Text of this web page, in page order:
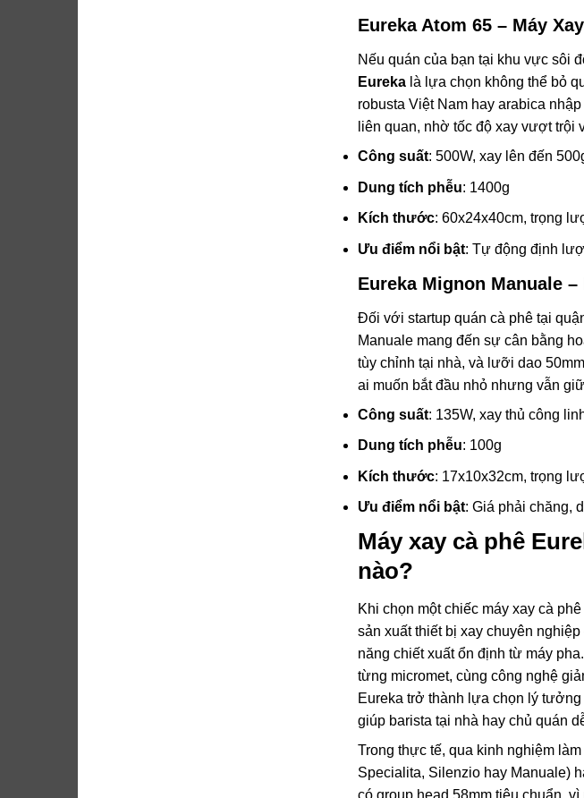
Eureka Atom 65 – Máy
Nếu quán của bạn tại khu vực sôi
Eurekalà lựa chọn không thể bỏ
robusta Việt Nam hay arabica
liên quan, nhờ tốc độ xay vượt trội
Công suất: 500W, xay lên đến
Dung tích phễu: 1400g
Kích thước: 60x24x40cm, trọng
Ưu điểm nổi bật: Tự động định
Eureka Mignon Manuale
Đối với startup quán cà phê tại
Manuale mang đến sự cân bằng
tùy chỉnh tại nhà, và lưỡi dao
ai muốn bắt đầu nhỏ nhưng vẫn
Công suất: 135W, xay thủ công
Dung tích phễu: 100g
Kích thước: 17x10x32cm, trọng
Ưu điểm nổi bật: Giá phải chăng,
Máy xay cà phê
nào?
Khi chọn một chiếc máy xay cà
sản xuất thiết bị xay chuyên
năng chiết xuất ổn định từ máy
từng micromet, cùng công nghệ
Eureka trở thành lựa chọn lý
giúp barista tại nhà hay chủ quán
Trong thực tế, qua kinh nghiệm
Specialita, Silenzio hay Manuale)
có group head 58mm tiêu chuẩn,